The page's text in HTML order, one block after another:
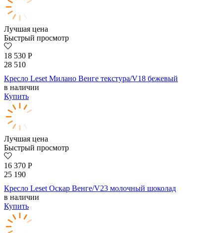
Лучшая цена
Быстрый просмотр
18 530 Р
28 510
Кресло Leset Милано Венге текстура/V18 бежевый
в наличии
Купить
Лучшая цена
Быстрый просмотр
16 370 Р
25 190
Кресло Leset Оскар Венге/V23 молочный шоколад
в наличии
Купить